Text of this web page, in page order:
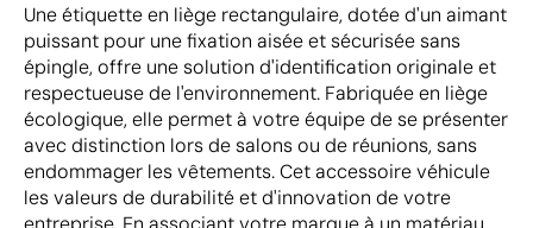
Une étiquette en liège rectangulaire, dotée d'un aimant
puissant pour une fixation aisée et sécurisée sans
épingle, offre une solution d'identification originale et
respectueuse de l'environnement. Fabriquée en liège
écologique, elle permet à votre équipe de se présenter
avec distinction lors de salons ou de réunions, sans
endommager les vêtements. Cet accessoire véhicule
les valeurs de durabilité et d'innovation de votre